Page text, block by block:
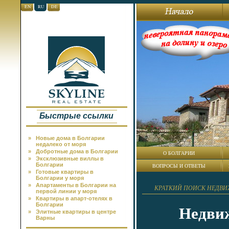
EN RU DE
Быстрые ссылки
»
Новые дома в Болгарии
недалеко от моря
»
Добротные дома в Болгарии
»
Эксклюзивные виллы в
Болгарии
»
Готовые квартиры в
Болгарии у моря
»
Апартаменты в Болгарии на
первой линии у моря
»
Квартиры в апарт-отелях в
Болгарии
»
Элитные квартиры в центре
Варны
О БОЛГАРИИ
ВОПРОСЫ И ОТВЕТЫ
КРАТКИЙ ПОИСК